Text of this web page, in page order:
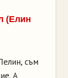
(Елин
съм
А